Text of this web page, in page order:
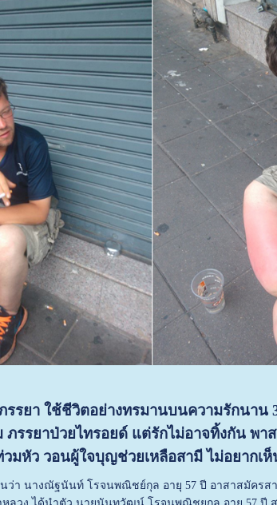
รรยา ใช้ชีวิตอย่างทรมานบนความรักนาน
ภรรยาป่วยไทรอยด์ แต่รักไม่อาจทิ้งกัน พา
มหัว วอนผู้ใจบุญช่วยเหลือสามี ไม่อยากเห็
นว่า นางณัฐนันท์ โรจนพณิชย์กุล อายุ 57 ปี อาสาสมัคร